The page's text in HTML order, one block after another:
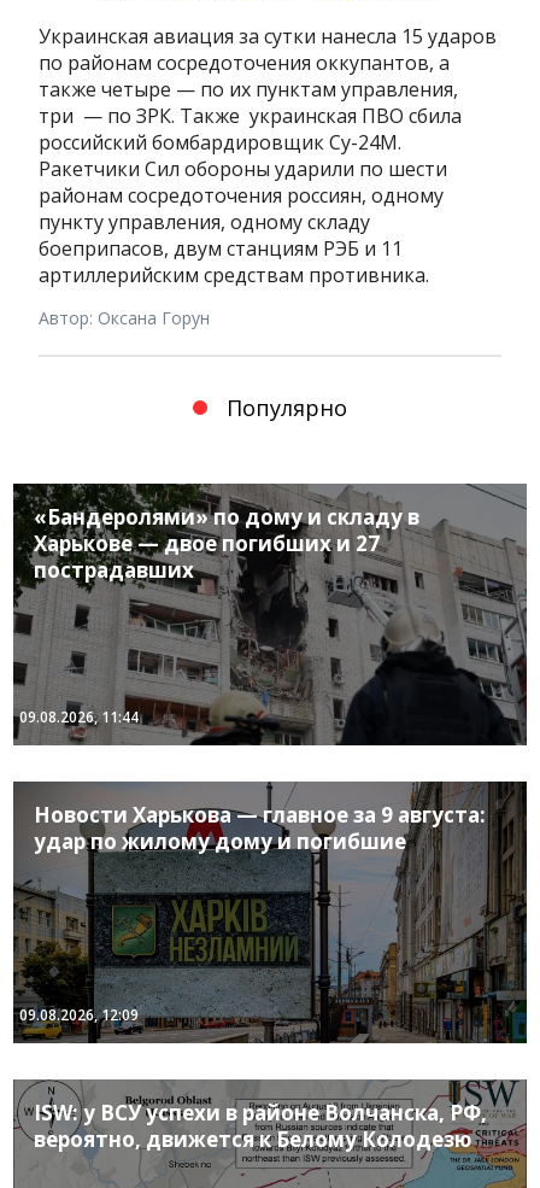
Украинская авиация за сутки нанесла 15 ударов
по районам сосредоточения оккупантов, а
также четыре — по их пунктам управления,
три — по ЗРК. Также украинская ПВО сбила
российский бомбардировщик Су-24М.
Ракетчики Сил обороны ударили по шести
районам сосредоточения россиян, одному
пункту управления, одному складу
боеприпасов, двум станциям РЭБ и 11
артиллерийским средствам противника.
Автор: Оксана Горун
Популярно
«Бандеролями» по дому и складу в
Харькове — двое погибших и 27
пострадавших
09.08.2026, 11:44
Новости Харькова — главное за 9 августа:
удар по жилому дому и погибшие
09.08.2026, 12:09
ISW: у ВСУ успехи в районе Волчанска, РФ,
вероятно, движется к Белому Колодезю